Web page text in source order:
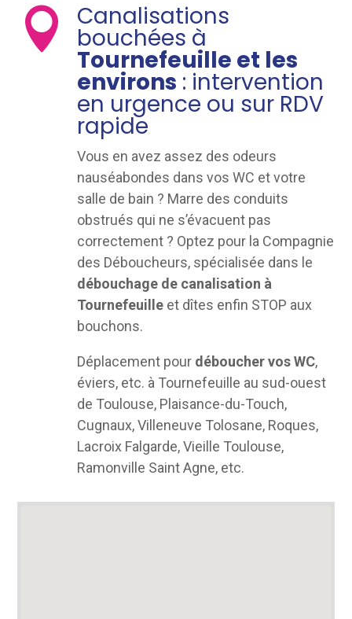
 Canalisations
bouchées à
Tournefeuille et les
environs : intervention
en urgence ou sur RDV
rapide
Vous en avez assez des odeurs
nauséabondes dans vos WC et votre
salle de bain ? Marre des conduits
obstrués qui ne s’évacuent pas
correctement ? Optez pour la Compagnie
des Déboucheurs, spécialisée dans le
débouchage de canalisation à
Tournefeuilleet dîtes enfin STOP aux
bouchons.
Déplacement pour déboucher vos WC,
éviers, etc. à Tournefeuille au sud-ouest
de Toulouse, Plaisance-du-Touch,
Cugnaux, Villeneuve Tolosane, Roques,
Lacroix Falgarde, Vieille Toulouse,
Ramonville Saint Agne, etc.